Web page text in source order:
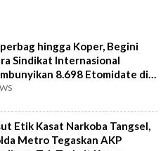
hingga Koper, Begini
Sindikat Internasional
8.698 Etomidate di
Etik Kasat Narkoba Tangsel,
Metro Tegaskan AKP